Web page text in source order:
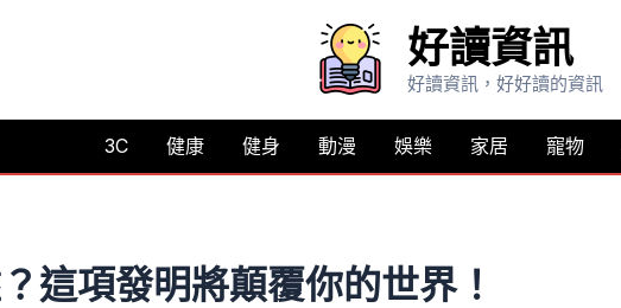
好讀資訊
好讀資訊，好好讀的資訊
3C 健康 健身 動漫 娛樂 家居 寵物
這項發明將顛覆你的世界！